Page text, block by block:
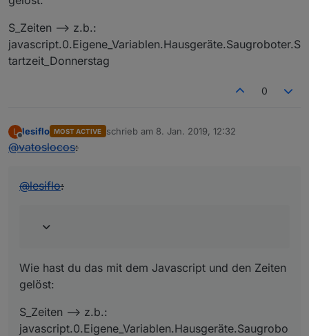
S_Zeiten –> z.b.:
javascript.0.Eigene_Variablen.Hausgeräte.Saugroboter.S
tartzeit_Donnerstag
0
L
Offline
lesiflo MOST ACTIVE schrieb am 8. Jan. 2019, 12:32
zuletzt editiert von
@vatoslocos:
@lesiflo:
Wie hast du das mit dem Javascript und den Zeiten
gelöst:
S_Zeiten –> z.b.:
javascript.0.Eigene_Variablen.Hausgeräte.Saugrobo